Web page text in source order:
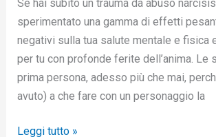
Se hai subito un trauma da abuso
sperimentato una gamma di effetti
negativi sulla tua salute mentale e fisica
per tu con profonde ferite dell’anima. Le
prima persona, adesso più che mai,
avuto) a che fare con un personaggio la
Leggi tutto »